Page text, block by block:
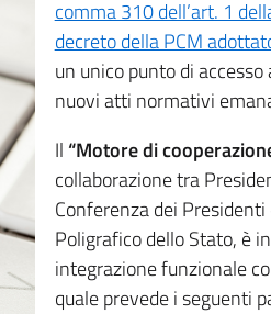
comma 310 dell’art. 1
decreto della PCM
un unico punto di
nuovi atti normativi
Il “Motore di
collaborazione tra
Conferenza dei
Poligrafico dello Stato, è
integrazione funzionale
quale prevede i seguenti